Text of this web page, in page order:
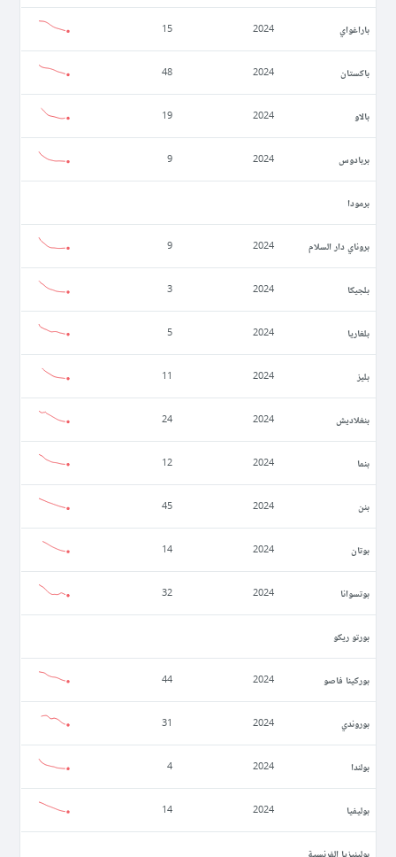
باراغواي 2024
15
باكستان 2024
48
بالاو 2024
19
بربادوس 2024
9
برمودا
بروناي دار السلام 2024
9
بلجيكا 2024
3
بلغاريا 2024
5
بليز 2024
11
بنغلاديش 2024
24
بنما 2024
12
بنن 2024
45
بوتان 2024
14
بوتسوانا 2024
32
بورتو ريكو
بوركينا فاصو 2024
44
بوروندي 2024
31
بولندا 2024
4
بوليفيا 2024
14
بولينيزيا الفرنسية